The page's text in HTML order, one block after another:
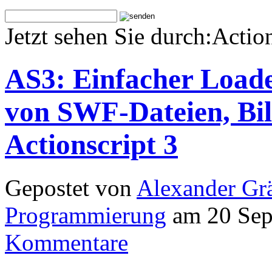
Jetzt sehen Sie
AS3: Einfacher
von SWF-Dateien,
Actionscript 3
Gepostet von Alexander
Programmierung am 20
Kommentare